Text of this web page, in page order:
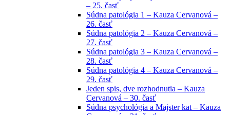
– 25. časť
Súdna patológia 1 – Kauza Cervanová –
26. časť
Súdna patológia 2 – Kauza Cervanová –
27. časť
Súdna patológia 3 – Kauza Cervanová –
28. časť
Súdna patológia 4 – Kauza Cervanová –
29. časť
Jeden spis, dve rozhodnutia – Kauza
Cervanová – 30. časť
Súdna psychológia a Majster kat – Kauza